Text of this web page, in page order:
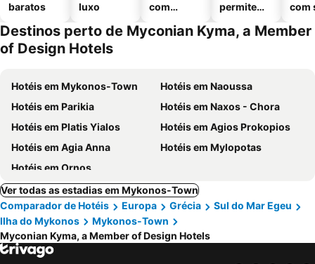
baratos
luxo
com
permitem
com
Destinos perto de Myconian Kyma, a Member
of Design Hotels
Hotéis em Mykonos-Town
Hotéis em Naoussa
Hotéis em Parikia
Hotéis em Naxos - Chora
Hotéis em Platis Yialos
Hotéis em Agios Prokopios
Hotéis em Agia Anna
Hotéis em Mylopotas
Hotéis em Ornos
Ver todas as estadias em Mykonos-Town
Comparador de Hotéis
Europa Grécia
Sul do Mar Egeu
Ilha do Mykonos
Mykonos-Town
Myconian Kyma, a Member of Design Hotels